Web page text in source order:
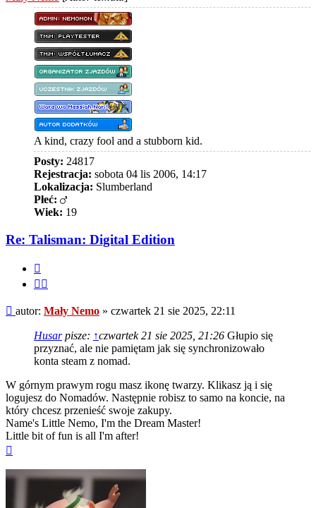
A kind, crazy fool and a stubborn kid.
Posty: 24817
Rejestracja: sobota 04 lis 2006, 14:17
Lokalizacja: Slumberland
Płeć:
Wiek: 19
Re: Talisman: Digital Edition
Post
autor: Mały Nemo » czwartek 21 sie 2025, 22:11
Husarpisze: ↑czwartek 21 sie 2025, 21:26 Głupio się
przyznać, ale nie pamiętam jak się synchronizowało
konta steam z nomad.
W górnym prawym rogu masz ikonę twarzy. Klikasz ją i się
logujesz do Nomadów. Następnie robisz to samo na koncie, na
który chcesz przenieść swoje zakupy.
Name's Little Nemo, I'm the Dream Master!
Little bit of fun is all I'm after!